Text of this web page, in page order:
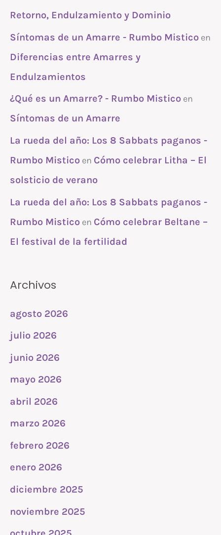
Retorno, Endulzamiento y Dominio
Síntomas de un Amarre - Rumbo Mistico en
Diferencias entre Amarres y
Endulzamientos
¿Qué es un Amarre? - Rumbo Mistico en
Síntomas de un Amarre
La rueda del año: Los 8 Sabbats paganos -
Rumbo Mistico en Cómo celebrar Litha – El
solsticio de verano
La rueda del año: Los 8 Sabbats paganos -
Rumbo Mistico en Cómo celebrar Beltane –
El festival de la fertilidad
Archivos
agosto 2026
julio 2026
junio 2026
mayo 2026
abril 2026
marzo 2026
febrero 2026
enero 2026
diciembre 2025
noviembre 2025